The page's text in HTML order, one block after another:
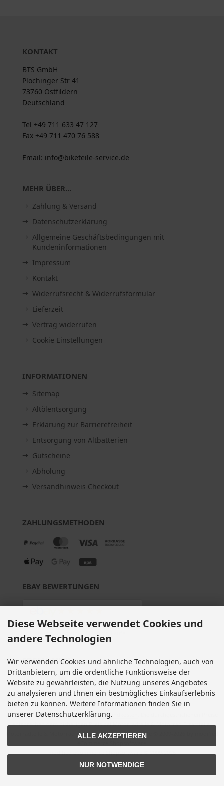
KONTAKT
BTS GmbH
Plochinger Str 41
73760 Ostfildern
Deutschland
Tel +49 711 633 47 127
Fax +49 711 470 76 588
Email: info@biketeile-service.de
MEHR ÜBER...
Zahlung & Versand
Datenschutzerklärung
Allgemeine Geschäftsbedingungen mit
Kundeninformationen
Impressum
Kontakt
Widerrufsrecht & Widerrufsformular
Lieferzeit
Vertrag widerrufen
Cookie Einstellungen
INFORMATIONEN
Sitemap
Altölentsorgung
Erklärung zur Barrierefreiheit
Entsorgung von Altbatterien
Gutscheine
Abholung
Versandhinweis Checkout
ZAHLUNGSMETHODEN
EBAY BEWERTUNGEN
Über280.000positive Bewertungen
SOCIAL MEDIA
Alle Preise inkl. gesetzl. MwSt. zzgl.Versandkosten
entsprechen dem bisherigen Preis bei Motorradteile & Motorrad Ersatzteile.
Motorradteile & Motorrad Ersatzteile © 2026 | Template © 2009-2026 by modified
Diese Webseite verwendet Cookies und
andere Technologien
Wir verwenden Cookies und ähnliche Technologien, auch von
Drittanbietern, um die ordentliche Funktionsweise der
Website zu gewährleisten, die Nutzung unseres Angebotes
zu analysieren und Ihnen ein bestmögliches Einkaufserlebnis
bieten zu können. Weitere Informationen finden Sie in
unserer Datenschutzerklärung.
ALLE AKZEPTIEREN
NUR NOTWENDIGE